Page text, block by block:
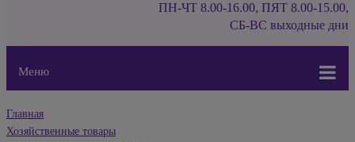
ПН-ЧТ 8.00-16.00, ПЯТ 8.00-15.00,
СБ-ВС выходные дни
Меню
Главная
Хозяйственные товары